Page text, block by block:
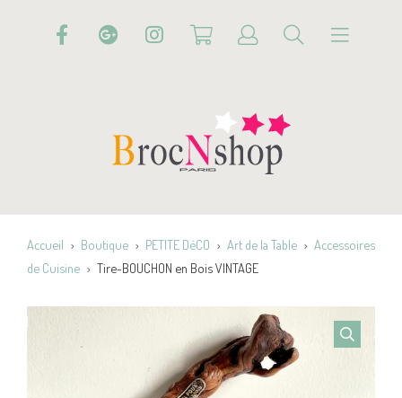
Accueil Boutique PETITE DéCO Art de la Table
Accessoires
de Cuisine
Tire-BOUCHON en Bois VINTAGE